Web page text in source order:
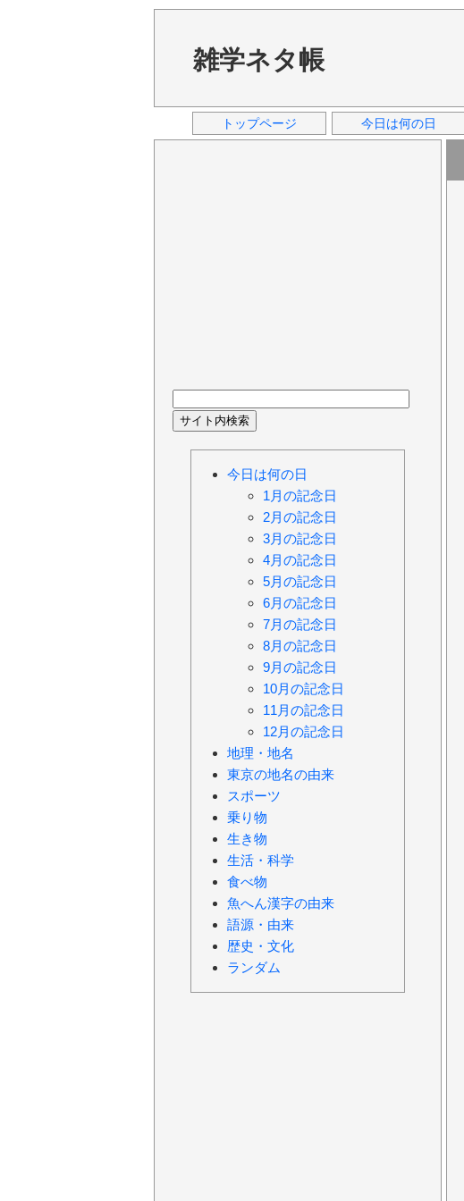
雑学ネタ帳
トップページ 今日は何の日
今日は何の日
1月の記念日
2月の記念日
3月の記念日
4月の記念日
5月の記念日
6月の記念日
7月の記念日
8月の記念日
9月の記念日
10月の記念日
11月の記念日
12月の記念日
地理・地名
東京の地名の由来
スポーツ
乗り物
生き物
生活・科学
食べ物
魚へん漢字の由来
語源・由来
歴史・文化
ランダム